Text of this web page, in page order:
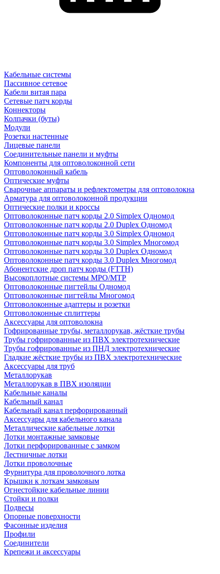
Кабельные системы
Пассивное сетевое
Кабели витая пара
Сетевые патч корды
Коннекторы
Колпачки (буты)
Модули
Розетки настенные
Лицевые панели
Соединительные панели и муфты
Компоненты для оптоволоконной сети
Оптоволоконный кабель
Оптические муфты
Сварочные аппараты и рефлектометры для оптоволокна
Арматура для оптоволоконной продукции
Оптические полки и кроссы
Оптоволоконные патч корды 2.0 Simplex Одномод
Оптоволоконные патч корды 2.0 Duplex Одномод
Оптоволоконные патч корды 3.0 Simplex Одномод
Оптоволоконные патч корды 3.0 Simplex Многомод
Оптоволоконные патч корды 3.0 Duplex Одномод
Оптоволоконные патч корды 3.0 Duplex Многомод
Абонентские дроп патч корды (FTTH)
Высокоплотные системы MPO/MTP
Оптоволоконные пигтейлы Одномод
Оптоволоконные пигтейлы Многомод
Оптоволоконные адаптеры и розетки
Оптоволоконные сплиттеры
Аксессуары для оптоволокна
Гофрированные трубы, металлорукав, жёсткие трубы
Трубы гофрированные из ПВХ электротехнические
Трубы гофрированные из ПНД электротехнические
Гладкие жёсткие трубы из ПВХ электротехнические
Аксессуары для труб
Металлорукав
Металлорукав в ПВХ изоляции
Кабельные каналы
Кабельный канал
Кабельный канал перфорированный
Аксессуары для кабельного канала
Металлические кабельные лотки
Лотки монтажные замковые
Лотки перфорированные с замком
Лестничные лотки
Лотки проволочные
Фурнитура для проволочного лотка
Крышки к лоткам замковым
Огнестойкие кабельные линии
Стойки и полки
Подвесы
Опорные поверхности
Фасонные изделия
Профили
Соединители
Крепежи и аксессуары